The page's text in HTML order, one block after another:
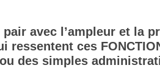
avec l’ampleur et la
ressentent ces
des simples